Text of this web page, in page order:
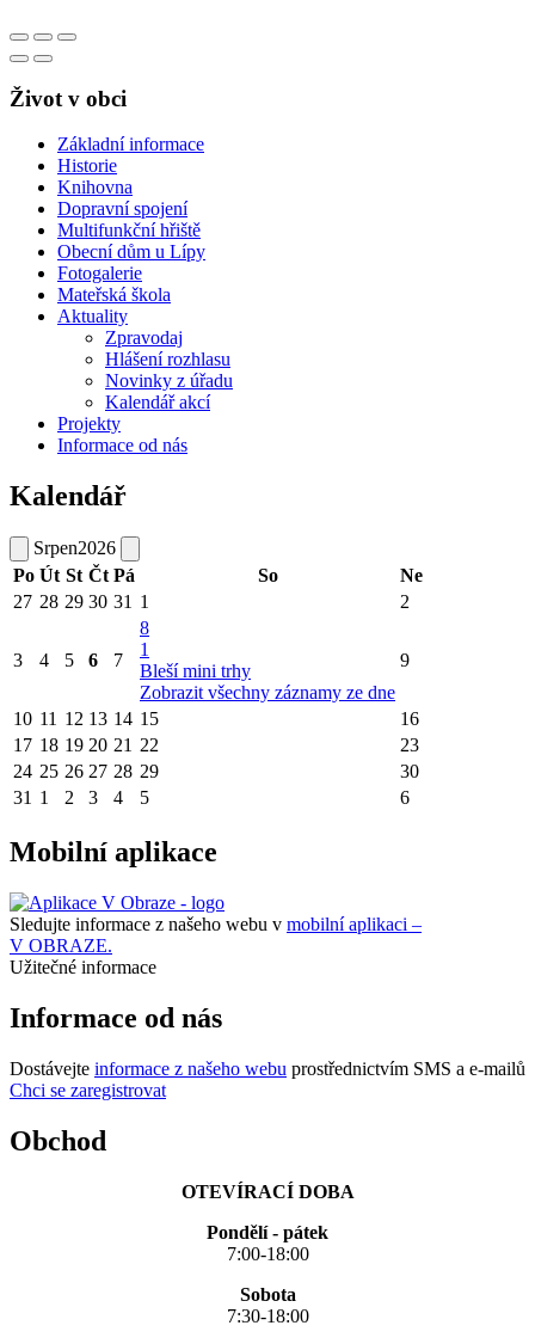
Život v obci
Základní informace
Historie
Knihovna
Dopravní spojení
Multifunkční hřiště
Obecní dům u Lípy
Fotogalerie
Mateřská škola
Aktuality
Zpravodaj
Hlášení rozhlasu
Novinky z úřadu
Kalendář akcí
Projekty
Informace od nás
Kalendář
Srpen2026
Po Út St Čt Pá So
Ne
27 28 29 30 31 1 2
3 4 5 6 7
8
1
Bleší mini trhy
Zobrazit všechny záznamy ze dne
9
10 11 12 13 14 15
16
17 18 19 20 21 22
23
24 25 26 27 28 29
30
31 1 2 3 4 5 6
Mobilní aplikace
Sledujte informace z našeho webu v mobilní aplikaci –
V OBRAZE.
Užitečné informace
Informace od nás
Dostávejte informace z našeho webu prostřednictvím SMS a e-mailů
Chci se zaregistrovat
Obchod
OTEVÍRACÍ DOBA
Pondělí - pátek
7:00-18:00
Sobota
7:30-18:00